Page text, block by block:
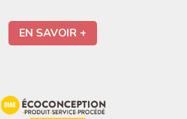
EN SAVOIR +